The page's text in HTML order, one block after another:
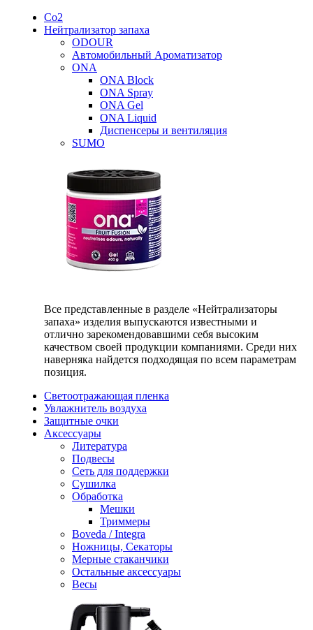
Со2
Нейтрализатор запаха
ODOUR
Автомобильный Ароматизатор
ONA
ONA Block
ONA Spray
ONA Gel
ONA Liquid
Диспенсеры и вентиляция
SUMO
Все представленные в разделе «Нейтрализаторы
запаха» изделия выпускаются известными и
отлично зарекомендовавшими себя высоким
качеством своей продукции компаниями. Среди них
наверняка найдется подходящая по всем параметрам
позиция.
Светоотражающая пленка
Увлажнитель воздуха
Защитные очки
Аксессуары
Литература
Подвесы
Сеть для поддержки
Сушилка
Обработка
Мешки
Триммеры
Boveda / Integra
Ножницы, Секаторы
Мерные стаканчики
Остальные аксессуары
Весы